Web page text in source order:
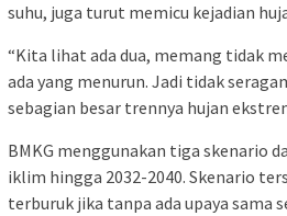
suhu, juga turut memicu kejadian
“Kita lihat ada dua, memang tidak
ada yang menurun. Jadi tidak
sebagian besar trennya hujan
BMKG menggunakan tiga skenario
iklim hingga 2032-2040. Skenario
terburuk jika tanpa ada upaya sama